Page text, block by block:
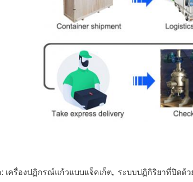
เครื่องปฏิกรณ์แก้วแบบแจ็คเก็ต, ระบบปฏิกิริยาที่ปิดด้ว